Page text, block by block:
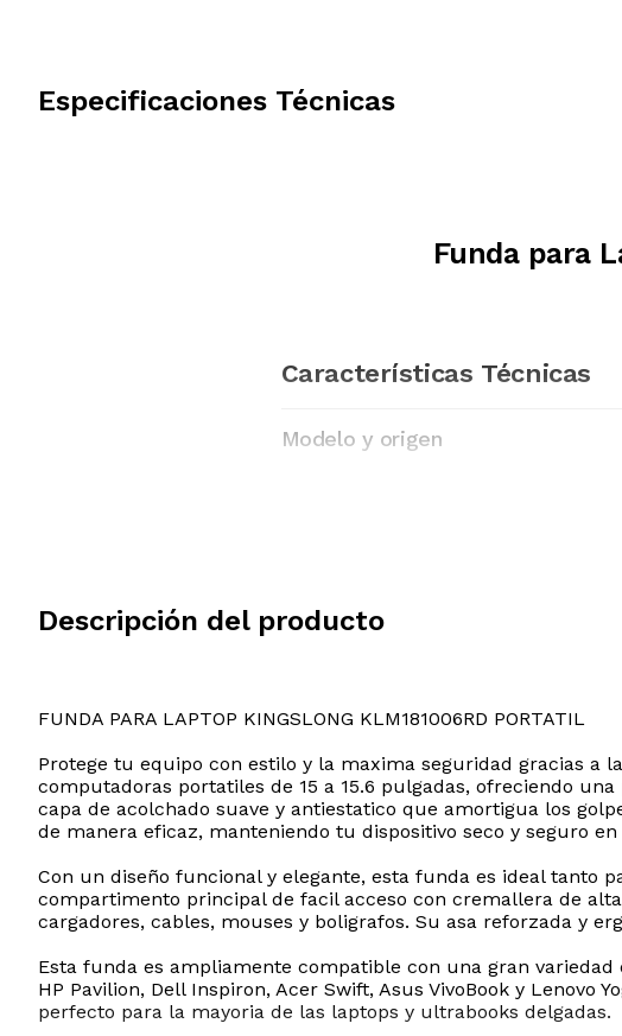
Especificaciones Técnicas
Funda para
Características Técnicas
Modelo y origen
Descripción del producto
FUNDA PARA LAPTOP KINGSLONG KLM181006RD PORTATIL
Protege tu equipo con estilo y la maxima seguridad gracias a
computadoras portatiles de 15 a 15.6 pulgadas, ofreciendo
capa de acolchado suave y antiestatico que amortigua los
de manera eficaz, manteniendo tu dispositivo seco y seguro
Con un diseño funcional y elegante, esta funda es ideal tanto
compartimento principal de facil acceso con cremallera de
cargadores, cables, mouses y boligrafos. Su asa reforzada y
Esta funda es ampliamente compatible con una gran
HP Pavilion, Dell Inspiron, Acer Swift, Asus VivoBook y Lenovo
perfecto para la mayoria de las laptops y ultrabooks delgadas.